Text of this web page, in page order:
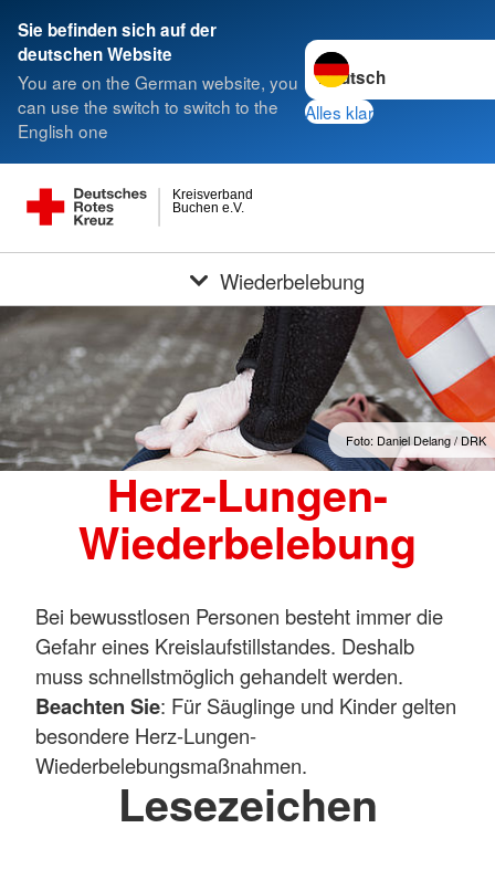
Sie befinden sich auf der
deutschen Website
You are on the German website, you
can use the switch to switch to the
English one
Sprache wechseln zu
Alles klar
Buchen e.V.
Kreisverband
Wiederbelebung
Foto: Daniel Delang / DRK
Herz-Lungen-
Wiederbelebung
Bei bewusstlosen Personen besteht immer die
Gefahr eines Kreislaufstillstandes. Deshalb
muss schnellstmöglich gehandelt werden.
Beachten Sie: Für Säuglinge und Kinder gelten
besondere Herz-Lungen-
Wiederbelebungsmaßnahmen.
Lesezeichen